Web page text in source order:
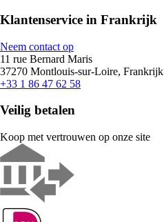
Klantenservice in Frankrijk
Neem contact op
11 rue Bernard Maris
37270 Montlouis-sur-Loire, Frankrijk
+33 1 86 47 62 58
Veilig betalen
Koop met vertrouwen op onze site